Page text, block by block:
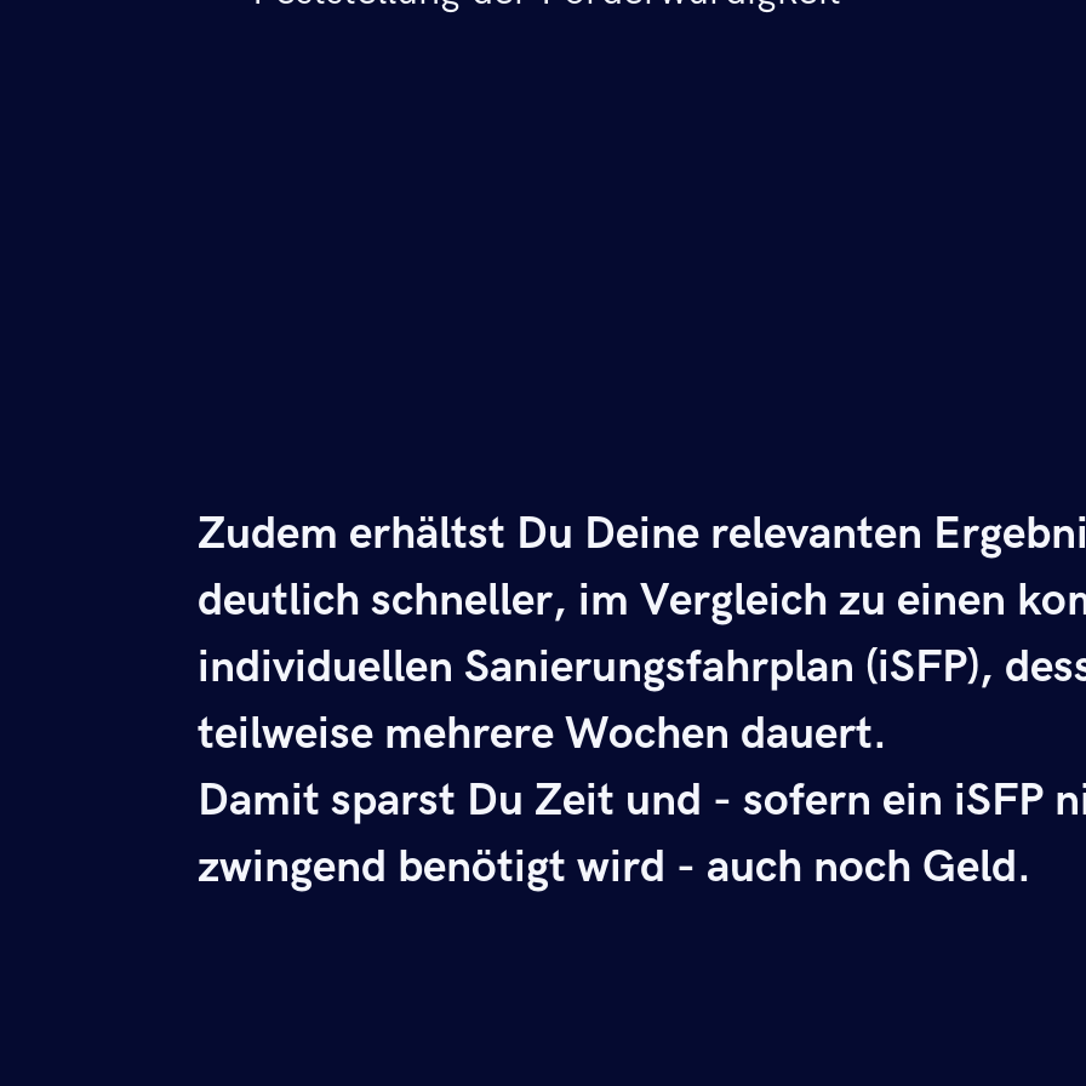
Zudem erhältst Du Deine relevanten
deutlich schneller, im Vergleich zu einen
individuellen Sanierungsfahrplan (iSFP),
teilweise mehrere Wochen dauert.
Damit sparst Du Zeit und - sofern ein iSFP
zwingend benötigt wird - auch noch Geld.